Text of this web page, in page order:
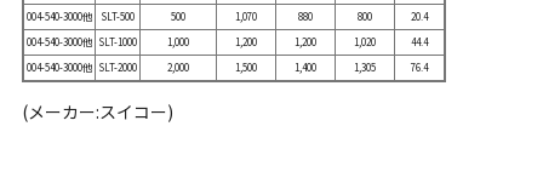
004-540-3000他
SLT-500 500 1,070 880 800
20.4
004-540-3000他 SLT-1000 1,000 1,200 1,200 1,020
44.4
004-540-3000他 SLT-2000 2,000 1,500 1,400 1,305 76.4
(メーカー:スイコー)